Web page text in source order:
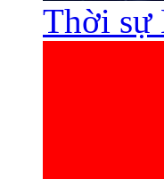
Thời sự